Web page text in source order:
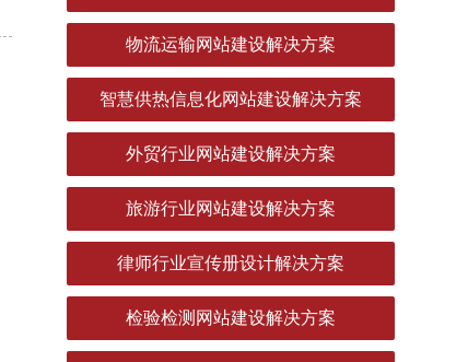
物流运输网站建设解决方案
智慧供热信息化网站建设解决方案
外贸行业网站建设解决方案
旅游行业网站建设解决方案
律师行业宣传册设计解决方案
检验检测网站建设解决方案